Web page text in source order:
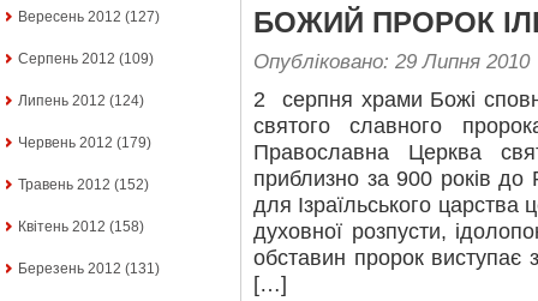
Вересень 2012 (127)
Серпень 2012 (109)
Липень 2012 (124)
Червень 2012 (179)
Травень 2012 (152)
Квітень 2012 (158)
Березень 2012 (131)
БОЖИЙ ПРОРОК
Опубліковано: 29 Липня 2010
2 серпня храми Божі
святого славного
Православна Церква
приблизно за 900 років до
для Ізраїльського царства
духовної розпусти,
обставин пророк
[…]